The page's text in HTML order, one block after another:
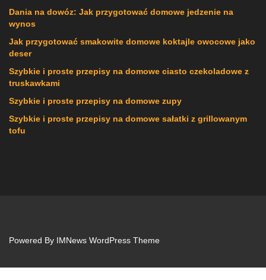
Dania na dowóz: Jak przygotować domowe jedzenie na
wynos
Jak przygotować smakowite domowe koktajle owocowe jako
deser
Szybkie i proste przepisy na domowe ciasto czekoladowe z
truskawkami
Szybkie i proste przepisy na domowe zupy
Szybkie i proste przepisy na domowe sałatki z grillowanym
tofu
Powered By IMNews WordPress Theme